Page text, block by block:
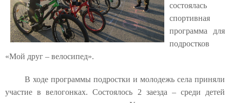
состоялась
спортивная
программа для
подростков
«Мой друг – велосипед».
В ходе программы подростки и молодежь села приняли
участие в велогонках. Состоялось 2 заезда – среди детей